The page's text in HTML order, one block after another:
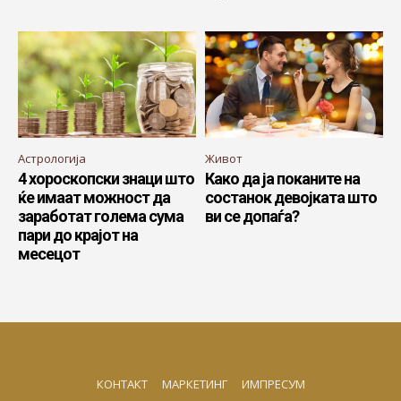
Астрологија
4 хороскопски знаци што
ќе имаат можност да
заработат голема сума
пари до крајот на
месецот
Живот
Како да ја поканите на
состанок девојката што
ви се допаѓа?
КОНТАКТ МАРКЕТИНГ ИМПРЕСУМ